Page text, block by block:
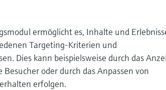
ermöglicht es, Inhalte und
Targeting-Kriterien und
Dies kann beispielsweise durch das
oder durch das Anpassen von
erfolgen.